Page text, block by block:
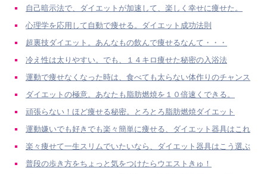
自己暗示法で、ダイエットが加速して、楽しく幸せに痩せた。
心理学を応用して自動で痩せる。ダイエット成功法則
超裏技ダイエット。あんなもの飲んで痩せるなんて・・・
冷え性は太りやすい。でも、１４キロ痩せた秘密の入浴法
運動で痩せなくなった時は、食べても太らない体作りのチャンス
ダイエットの極意。あなたも脂肪燃焼を１０倍速くできる。
頑張らない！ほど痩せる秘密。とろとろ脂肪燃焼ダイエット
運動嫌いでも好きでも楽々簡単に痩せる、ダイエット器具はこれ
楽々痩せて一生スリムでいたいなら、ダイエット器具はこう選ぶ
普段の歩き方をちょっと気をつけたらウエストきゅ！